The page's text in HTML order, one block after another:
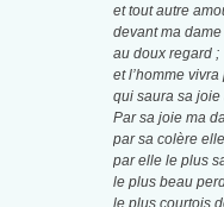
et tout autre
devant ma
au doux regard ;
et l’homme
qui saura sa joie
Par sa joie ma
par sa colère
par elle le plus
le plus beau
le plus courtois